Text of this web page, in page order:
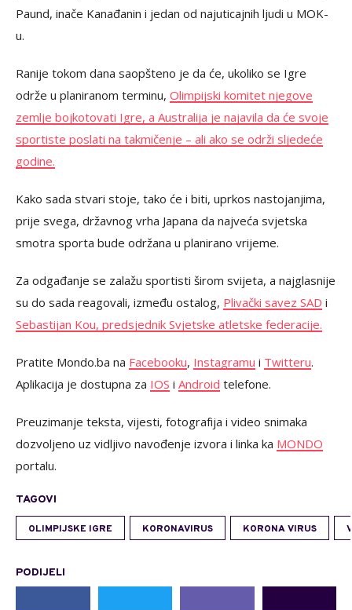
Paund, inače Kanađanin i jedan od najuticajnih ljudi u MOK-
u.
Ranije tokom dana saopšteno je da će, ukoliko se Igre
održe u planiranom terminu, Olimpijski komitet njegove
zemlje bojkotovati Igre, a Australija je najavila da će svoje
sportiste poslati na takmičenje – ali ako se održi sljedeće
godine.
Kako sada stvari stoje, tako će i biti, uprkos nastojanjima,
prije svega, državnog vrha Japana da najveća svjetska
smotra sporta bude održana u planirano vrijeme.
Za odgađanje se zalažu sportisti širom svijeta, a najglasnije
su do sada reagovali, između ostalog, Plivački savez SAD i
Sebastijan Kou, predsjednik Svjetske atletske federacije.
Pratite Mondo.ba na Facebooku, Instagramu i Twitteru.
Aplikacija je dostupna za IOS i Android telefone.
Preuzimanje teksta, vijesti, fotografija i video snimaka
dozvoljeno uz vidljivo navođenje izvora i linka ka MONDO
portalu.
TAGOVI
OLIMPIJSKE IGRE KORONAVIRUS KORONA VIRUS
PODIJELI